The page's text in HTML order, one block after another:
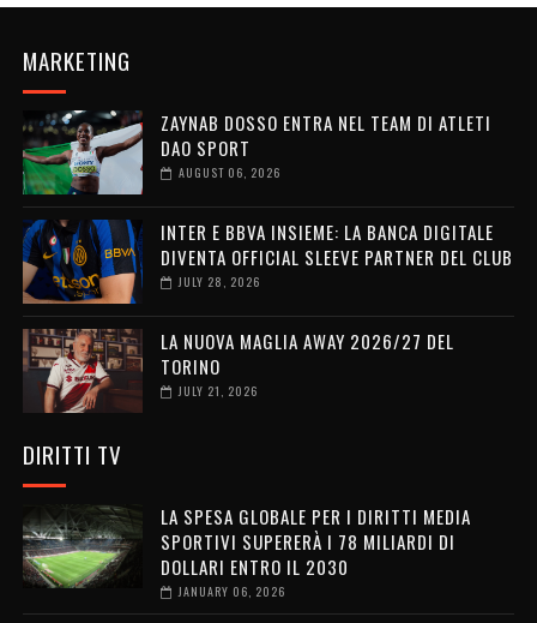
MARKETING
ZAYNAB DOSSO ENTRA NEL TEAM DI ATLETI
DAO SPORT
AUGUST 06, 2026
INTER E BBVA INSIEME: LA BANCA DIGITALE
DIVENTA OFFICIAL SLEEVE PARTNER DEL CLUB
JULY 28, 2026
LA NUOVA MAGLIA AWAY 2026/27 DEL
TORINO
JULY 21, 2026
DIRITTI TV
LA SPESA GLOBALE PER I DIRITTI MEDIA
SPORTIVI SUPERERÀ I 78 MILIARDI DI
DOLLARI ENTRO IL 2030
JANUARY 06, 2026